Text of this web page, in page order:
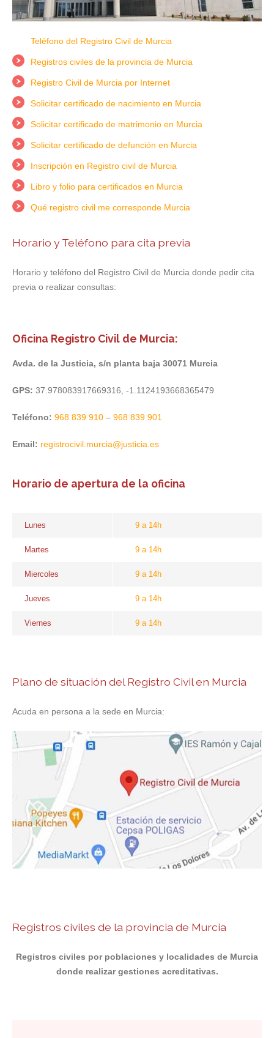
Teléfono del Registro Civil de Murcia
Registros civiles de la provincia de Murcia
Registro Civil de Murcia por Internet
Solicitar certificado de nacimiento en Murcia
Solicitar certificado de matrimonio en Murcia
Solicitar certificado de defunción en Murcia
Inscripción en Registro civil de Murcia
Libro y folio para certificados en Murcia
Qué registro civil me corresponde Murcia
Horario y Teléfono para cita previa
Horario y teléfono del Registro Civil de Murcia donde pedir cita
previa o realizar consultas:
Oficina Registro Civil de Murcia:
Avda. de la Justicia, s/n planta baja 30071 Murcia
GPS: 37.978083917669316, -1.1124193668365479
Teléfono: 968 839 910 – 968 839 901
Email: registrocivil.murcia@justicia.es
Horario de apertura de la oficina
Lunes 9 a 14h
Martes 9 a 14h
Miercoles 9 a 14h
Jueves 9 a 14h
Viernes 9 a 14h
Plano de situación del Registro Civil en Murcia
Acuda en persona a la sede en Murcia:
Registros civiles de la provincia de Murcia
Registros civiles por poblaciones y localidades de Murcia
donde realizar gestiones acreditativas.